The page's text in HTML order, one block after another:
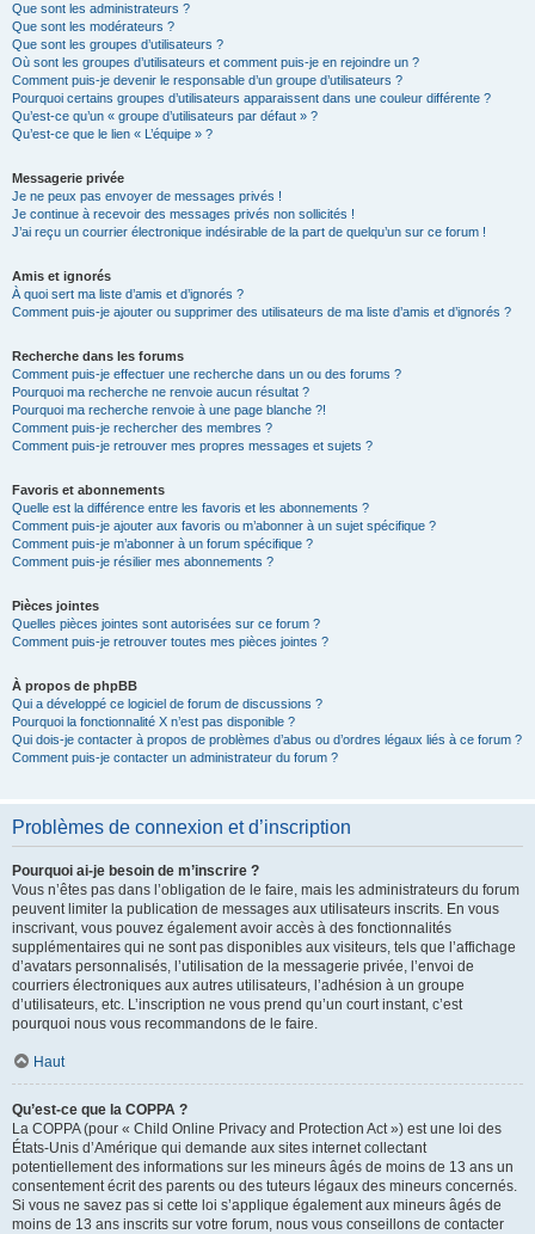
Que sont les administrateurs ?
Que sont les modérateurs ?
Que sont les groupes d’utilisateurs ?
Où sont les groupes d’utilisateurs et comment puis-je en rejoindre un ?
Comment puis-je devenir le responsable d’un groupe d’utilisateurs ?
Pourquoi certains groupes d’utilisateurs apparaissent dans une couleur différente ?
Qu’est-ce qu’un « groupe d’utilisateurs par défaut » ?
Qu’est-ce que le lien « L’équipe » ?
Messagerie privée
Je ne peux pas envoyer de messages privés !
Je continue à recevoir des messages privés non sollicités !
J’ai reçu un courrier électronique indésirable de la part de quelqu’un sur ce forum !
Amis et ignorés
À quoi sert ma liste d’amis et d’ignorés ?
Comment puis-je ajouter ou supprimer des utilisateurs de ma liste d’amis et d’ignorés ?
Recherche dans les forums
Comment puis-je effectuer une recherche dans un ou des forums ?
Pourquoi ma recherche ne renvoie aucun résultat ?
Pourquoi ma recherche renvoie à une page blanche ?!
Comment puis-je rechercher des membres ?
Comment puis-je retrouver mes propres messages et sujets ?
Favoris et abonnements
Quelle est la différence entre les favoris et les abonnements ?
Comment puis-je ajouter aux favoris ou m’abonner à un sujet spécifique ?
Comment puis-je m’abonner à un forum spécifique ?
Comment puis-je résilier mes abonnements ?
Pièces jointes
Quelles pièces jointes sont autorisées sur ce forum ?
Comment puis-je retrouver toutes mes pièces jointes ?
À propos de phpBB
Qui a développé ce logiciel de forum de discussions ?
Pourquoi la fonctionnalité X n’est pas disponible ?
Qui dois-je contacter à propos de problèmes d’abus ou d’ordres légaux liés à ce forum ?
Comment puis-je contacter un administrateur du forum ?
Problèmes de connexion et d’inscription
Pourquoi ai-je besoin de m’inscrire ?
Vous n’êtes pas dans l’obligation de le faire, mais les administrateurs du forum
peuvent limiter la publication de messages aux utilisateurs inscrits. En vous
inscrivant, vous pouvez également avoir accès à des fonctionnalités
supplémentaires qui ne sont pas disponibles aux visiteurs, tels que l’affichage
d’avatars personnalisés, l’utilisation de la messagerie privée, l’envoi de
courriers électroniques aux autres utilisateurs, l’adhésion à un groupe
d’utilisateurs, etc. L’inscription ne vous prend qu’un court instant, c’est
pourquoi nous vous recommandons de le faire.
Haut
Qu’est-ce que la COPPA ?
La COPPA (pour « Child Online Privacy and Protection Act ») est une loi des
États-Unis d’Amérique qui demande aux sites internet collectant
potentiellement des informations sur les mineurs âgés de moins de 13 ans un
consentement écrit des parents ou des tuteurs légaux des mineurs concernés.
Si vous ne savez pas si cette loi s’applique également aux mineurs âgés de
moins de 13 ans inscrits sur votre forum, nous vous conseillons de contacter